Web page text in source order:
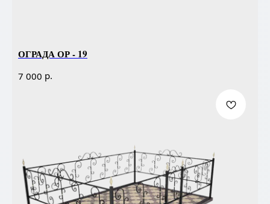
ОГРАДА ОР - 19
7 000 р.